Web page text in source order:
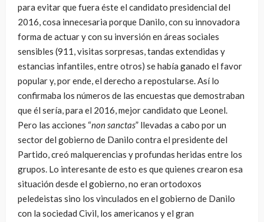
para evitar que fuera éste el candidato presidencial del
2016, cosa innecesaria porque Danilo, con su innovadora
forma de actuar y con su inversión en áreas sociales
sensibles (911, visitas sorpresas, tandas extendidas y
estancias infantiles, entre otros) se había ganado el favor
popular y, por ende, el derecho a repostularse. Así lo
confirmaba los números de las encuestas que demostraban
que él sería, para el 2016, mejor candidato que Leonel.
Pero las acciones “non sanctas” llevadas a cabo por un
sector del gobierno de Danilo contra el presidente del
Partido, creó malquerencias y profundas heridas entre los
grupos. Lo interesante de esto es que quienes crearon esa
situación desde el gobierno, no eran ortodoxos
peledeistas sino los vinculados en el gobierno de Danilo
con la sociedad Civil, los americanos y el gran